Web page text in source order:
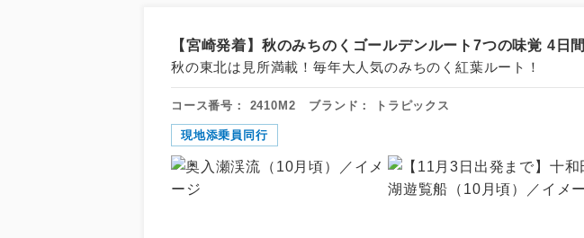
【宮崎発着】秋のみちのくゴールデンルート7つの味覚 4日間
秋の東北は見所満載！毎年大人気のみちのく紅葉ルート！
コース番号： 2410M2 ブランド： トラピックス
現地添乗員同行